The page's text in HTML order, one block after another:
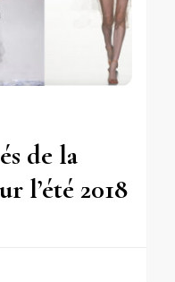
de la
l’été 2018